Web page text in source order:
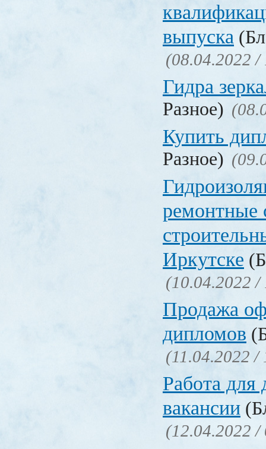
выпуска
(08.04.2022 /
Гидра
Разное)
Купить
Разное)
ремонтные
Иркутске
(10.04.2022 /
Продажа
дипломов
(11.04.2022 /
Работа для
вакансии
(12.04.2022 /